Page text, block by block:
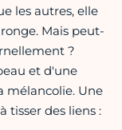
les autres, elle
Mais peut-
?
et d'une
mélancolie. Une
tisser des liens :